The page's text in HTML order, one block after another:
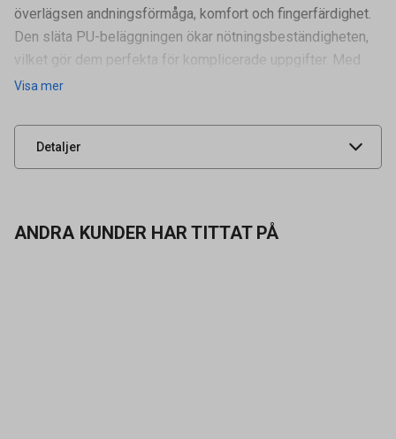
överlägsen andningsförmåga, komfort och fingerfärdighet.
Den släta PU-beläggningen ökar nötningsbeständigheten,
vilket gör dem perfekta för komplicerade uppgifter. Med
flexibilitet och styrka
Visa mer
Detaljer
Artikelnummer 94300244
Leverantörens
UNSPSC 46181504
ANDRA KUNDER HAR TITTAT PÅ